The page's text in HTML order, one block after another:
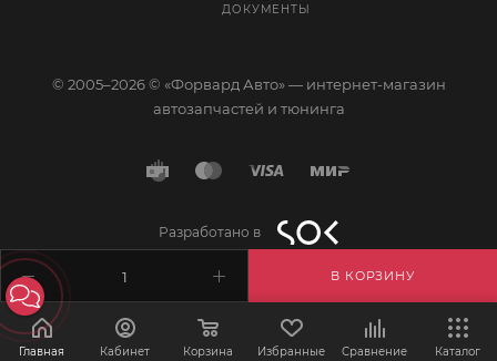
В КОРЗИНУ
ДОКУМЕНТЫ
© 2005–2026 © «Форвард Авто» — интернет-магазин
автозапчастей и тюнинга
Разработано в
Главная Кабинет Корзина Избранные Сравнение Каталог